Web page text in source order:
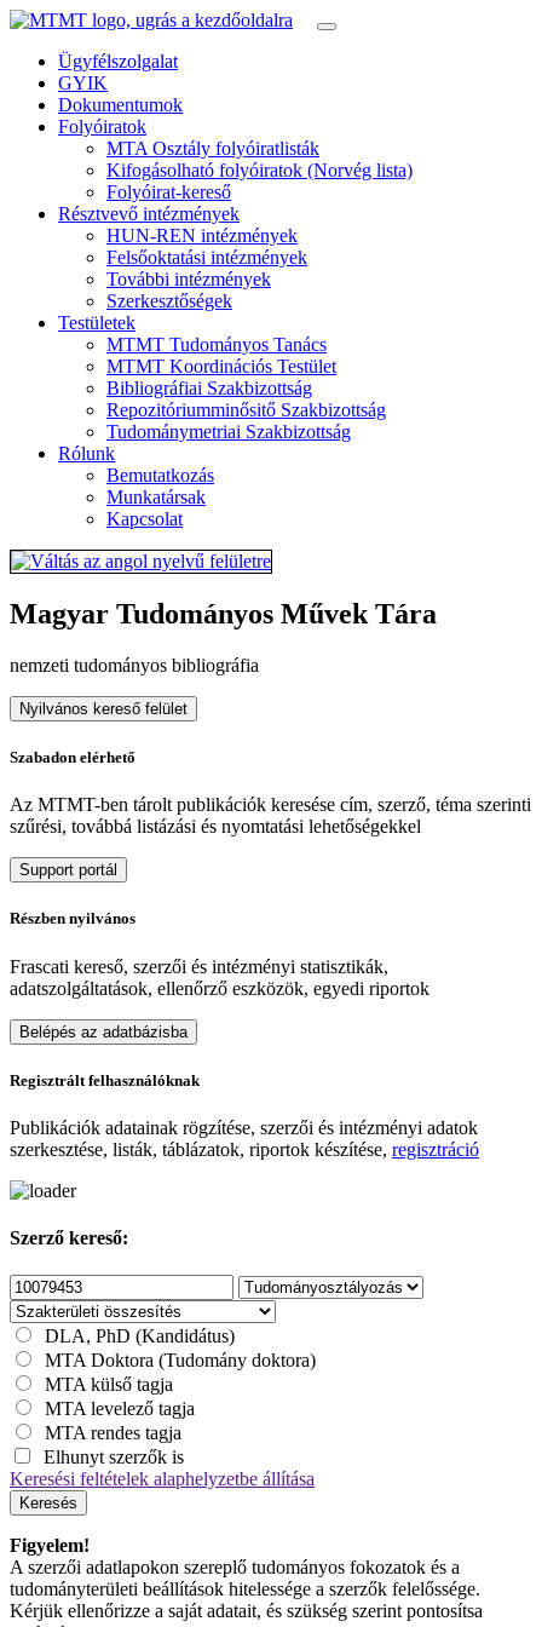
Ügyfélszolgalat
GYIK
Dokumentumok
Folyóiratok
MTA Osztály folyóiratlisták
Kifogásolható folyóiratok (Norvég lista)
Folyóirat-kereső
Résztvevő intézmények
HUN-REN intézmények
Felsőoktatási intézmények
További intézmények
Szerkesztőségek
Testületek
MTMT Tudományos Tanács
MTMT Koordinációs Testület
Bibliográfiai Szakbizottság
Repozitóriumminősitő Szakbizottság
Tudománymetriai Szakbizottság
Rólunk
Bemutatkozás
Munkatársak
Kapcsolat
Magyar Tudományos Művek Tára
nemzeti tudományos bibliográfia
Nyilvános kereső felület
Szabadon elérhető
Az MTMT-ben tárolt publikációk keresése cím, szerző, téma szerinti
szűrési, továbbá listázási és nyomtatási lehetőségekkel
Support portál
Részben nyilvános
Frascati kereső, szerzői és intézményi statisztikák,
adatszolgáltatások, ellenőrző eszközök, egyedi riportok
Belépés az adatbázisba
Regisztrált felhasználóknak
Publikációk adatainak rögzítése, szerzői és intézményi adatok
szerkesztése, listák, táblázatok, riportok készítése, regisztráció
Szerző kereső:
DLA, PhD (Kandidátus)
MTA Doktora (Tudomány doktora)
MTA külső tagja
MTA levelező tagja
MTA rendes tagja
Elhunyt szerzők is
Keresési feltételek alaphelyzetbe állítása
Keresés
Figyelem!
A szerzői adatlapokon szereplő tudományos fokozatok és a
tudományterületi beállítások hitelessége a szerzők felelőssége.
Kérjük ellenőrizze a saját adatait, és szükség szerint pontosítsa